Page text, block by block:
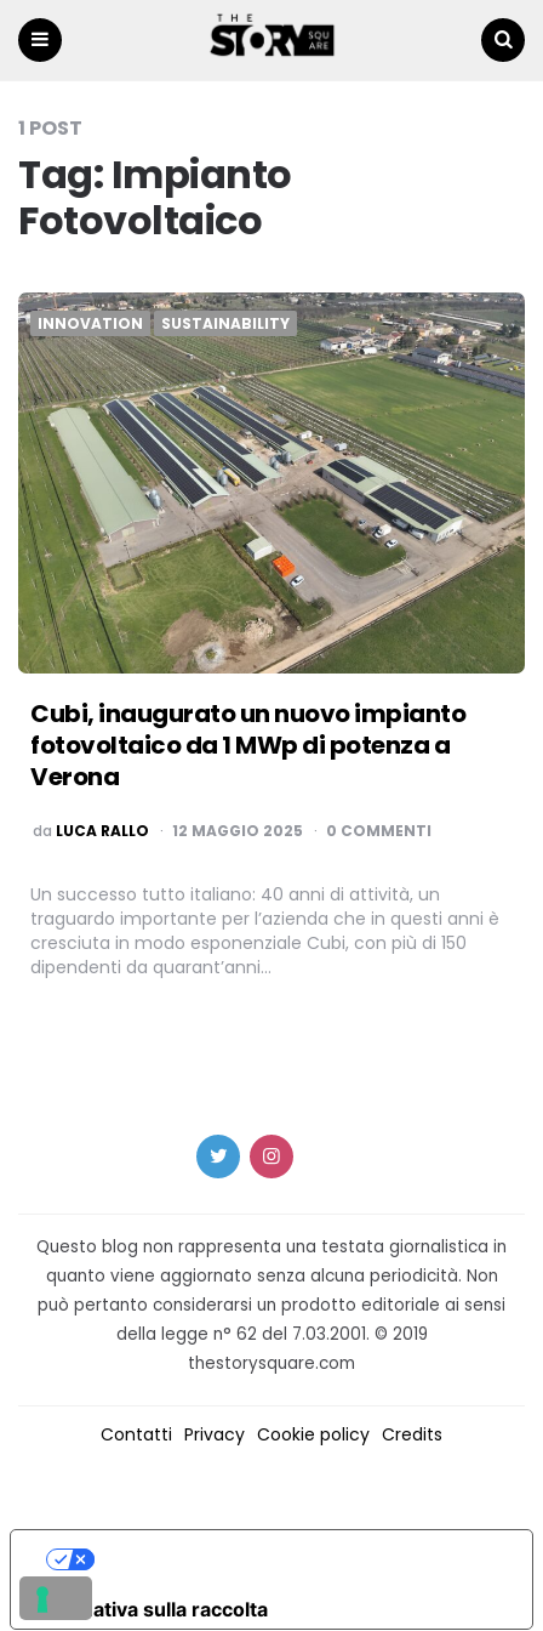
1 POST
Tag: Impianto
Fotovoltaico
INNOVATION SUSTAINABILITY
Cubi, inaugurato un nuovo impianto
fotovoltaico da 1 MWp di potenza a
Verona
PUBBLICATO
da LUCA RALLO 12 MAGGIO 2025 0 COMMENTI
Un successo tutto italiano: 40 anni di attività, un
traguardo importante per l’azienda che in questi anni è
cresciuta in modo esponenziale Cubi, con più di 150
dipendenti da quarant’anni…
Questo blog non rappresenta una testata giornalistica in
quanto viene aggiornato senza alcuna periodicità. Non
può pertanto considerarsi un prodotto editoriale ai sensi
della legge n° 62 del 7.03.2001. © 2019
thestorysquare.com
Contatti Privacy Cookie policy Credits
Informativa sulla raccolta